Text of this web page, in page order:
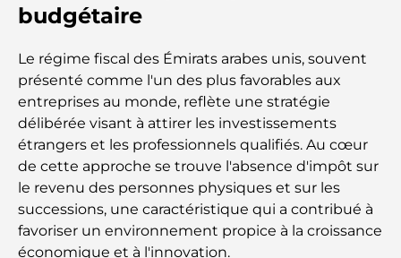
Investors and Residents
Best Schools in Downtown Dubai: A Guide for
Families
Que faire à Dubaï en été : le guide ultime pour
profiter de la chaleur
Cadeaux de luxe pour hommes : des idées de
présents attentionnés et intemporels
Écoles à proximité de Palm Jumeirah : un guide
budgétaire
Le régime fiscal des Émirats arabes unis, souvent
présenté comme l'un des plus favorables aux
entreprises au monde, reflète une stratégie
délibérée visant à attirer les investissements
étrangers et les professionnels qualifiés. Au cœur
de cette approche se trouve l'absence d'impôt sur
le revenu des personnes physiques et sur les
successions, une caractéristique qui a contribué à
favoriser un environnement propice à la croissance
économique et à l'innovation.